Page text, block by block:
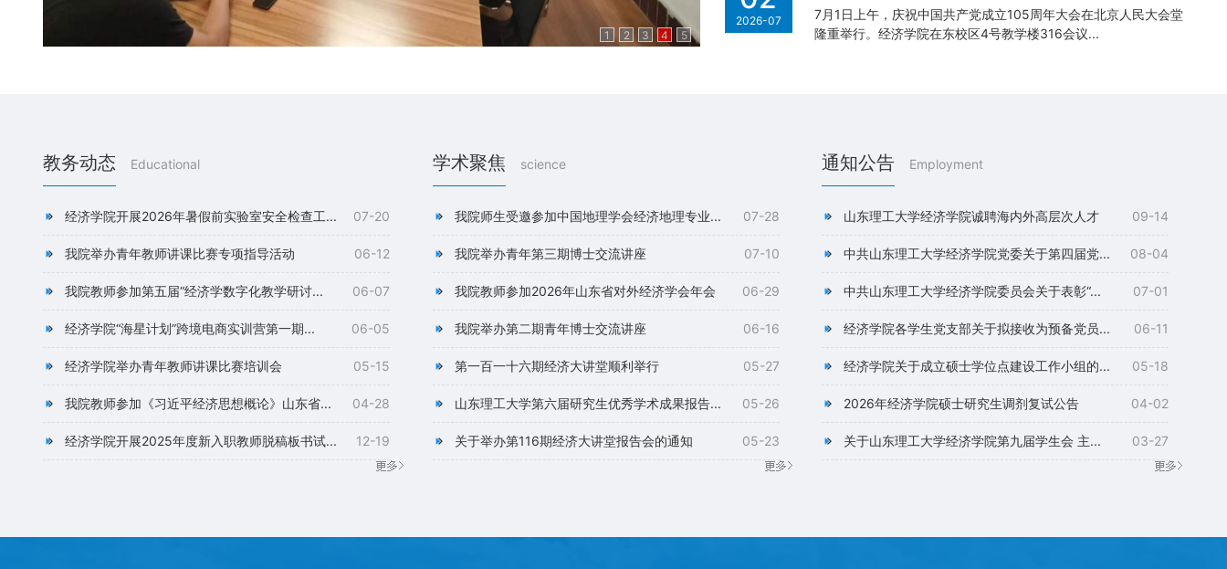
1 2 3 4 5
2026-07
7月1日上午，庆祝中国共产党成立105周年大会在北京人民大会堂
隆重举行。经济学院在东校区4号教学楼316会议...
教务动态 Educational
经济学院开展2026年暑假前实验室安全检查工... 07-20
我院举办青年教师讲课比赛专项指导活动 06-12
我院教师参加第五届“经济学数字化教学研讨... 06-07
经济学院“海星计划”跨境电商实训营第一期... 06-05
经济学院举办青年教师讲课比赛培训会 05-15
我院教师参加《习近平经济思想概论》山东省... 04-28
经济学院开展2025年度新入职教师脱稿板书试... 12-19
学术聚焦 science
我院师生受邀参加中国地理学会经济地理专业... 07-28
我院举办青年第三期博士交流讲座 07-10
我院教师参加2026年山东省对外经济学会年会 06-29
我院举办第二期青年博士交流讲座 06-16
第一百一十六期经济大讲堂顺利举行 05-27
山东理工大学第六届研究生优秀学术成果报告... 05-26
关于举办第116期经济大讲堂报告会的通知 05-23
通知公告 Employment
山东理工大学经济学院诚聘海内外高层次人才 09-14
中共山东理工大学经济学院党委关于第四届党... 08-04
中共山东理工大学经济学院委员会关于表彰“... 07-01
经济学院各学生党支部关于拟接收为预备党员... 06-11
经济学院关于成立硕士学位点建设工作小组的... 05-18
2026年经济学院硕士研究生调剂复试公告 04-02
关于山东理工大学经济学院第九届学生会 主... 03-27